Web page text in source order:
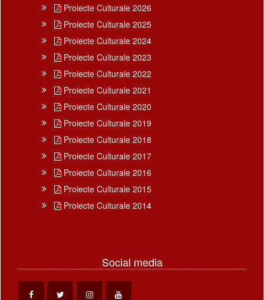
Proiecte Culturale 2026
Proiecte Culturale 2025
Proiecte Culturale 2024
Proiecte Culturale 2023
Proiecte Culturale 2022
Proiecte Culturale 2021
Proiecte Culturale 2020
Proiecte Culturale 2019
Proiecte Culturale 2018
Proiecte Culturale 2017
Proiecte Culturale 2016
Proiecte Culturale 2015
Proiecte Culturale 2014
Social media